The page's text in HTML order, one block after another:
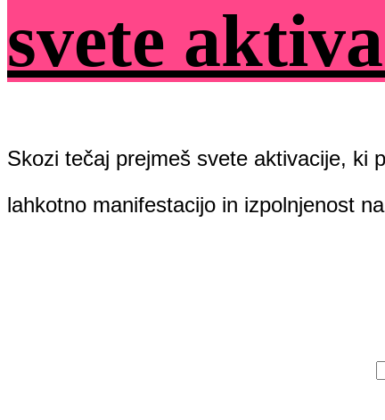
svete
Skozi tečaj prejmeš svete aktivacije, ki
lahkotno manifestacijo in izpolnjenost